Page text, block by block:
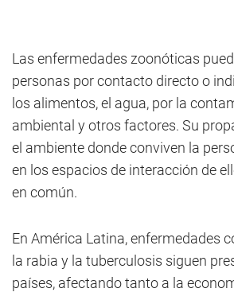
Las enfermedades zoonóticas
personas por contacto directo o
los alimentos, el agua, por la
ambiental y otros factores. Su
el ambiente donde conviven la
en los espacios de interacción de
en común.
En América Latina, enfermedades
la rabia y la tuberculosis siguen
países, afectando tanto a la